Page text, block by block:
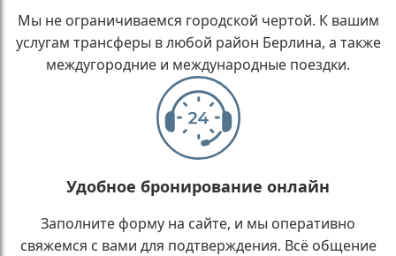
Мы не ограничиваемся городской чертой. К вашим
услугам трансферы в любой район Берлина, а также
междугородние и международные поездки.
Удобное бронирование онлайн
Заполните форму на сайте, и мы оперативно
свяжемся с вами для подтверждения. Всё общение